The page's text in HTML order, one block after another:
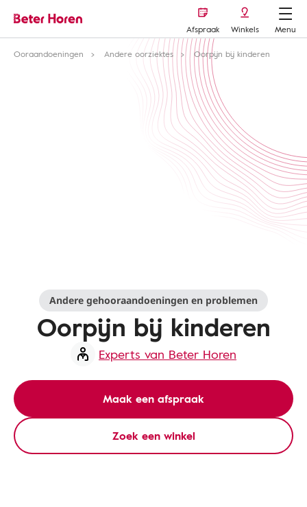
Afspraak Winkels
Menu
Ooraandoeningen
Andere oorziektes Oorpijn bij kinderen
Andere gehooraandoeningen en problemen
Oorpijn bij kinderen
Experts van Beter Horen
Maak een afspraak
Zoek een winkel